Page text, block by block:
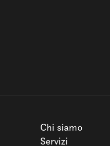
Chi siamo
Servizi